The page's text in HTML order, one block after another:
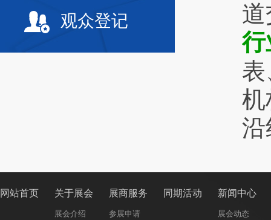
观众登记
行
机
沿
网站首页 关于展会
展会介绍
展商服务
参展申请
同期活动 新闻中心
展会动态